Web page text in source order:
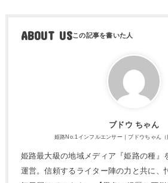
ABOUT US
ブドウ ちゃん
姫路No.1インフルエンサー｜ブドウちゃん（
姫路最大級の地域メディア『姫路の種』
運営。信頼するライター陣の力と共に、